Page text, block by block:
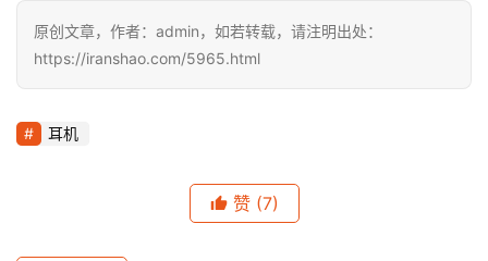
原创文章，作者：admin，如若转载，请注明出处：
https://iranshao.com/5965.html
耳机
赞 (7)